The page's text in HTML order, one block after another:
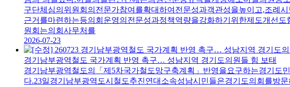
구단체심의위원회의전문가참여를확대하여전문성과객관성을높이고,조례
근거를마련하는등의회운영의전문성과정책역량을강화하기위한제도개선
원회는의회사무처를
2026-07-23
경기남부광역철도 국가계획 반영 촉구… 성남지역 경기도의원들 힘 보태
경기남부광역철도의「제5차국가철도망구축계획」반영을요구하는경기
다.23일경기남부광역도시철도추진연대소속성남시민들은경기도의회를방